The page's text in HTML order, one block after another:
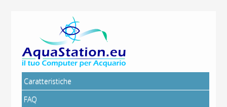
Caratteristiche
FAQ